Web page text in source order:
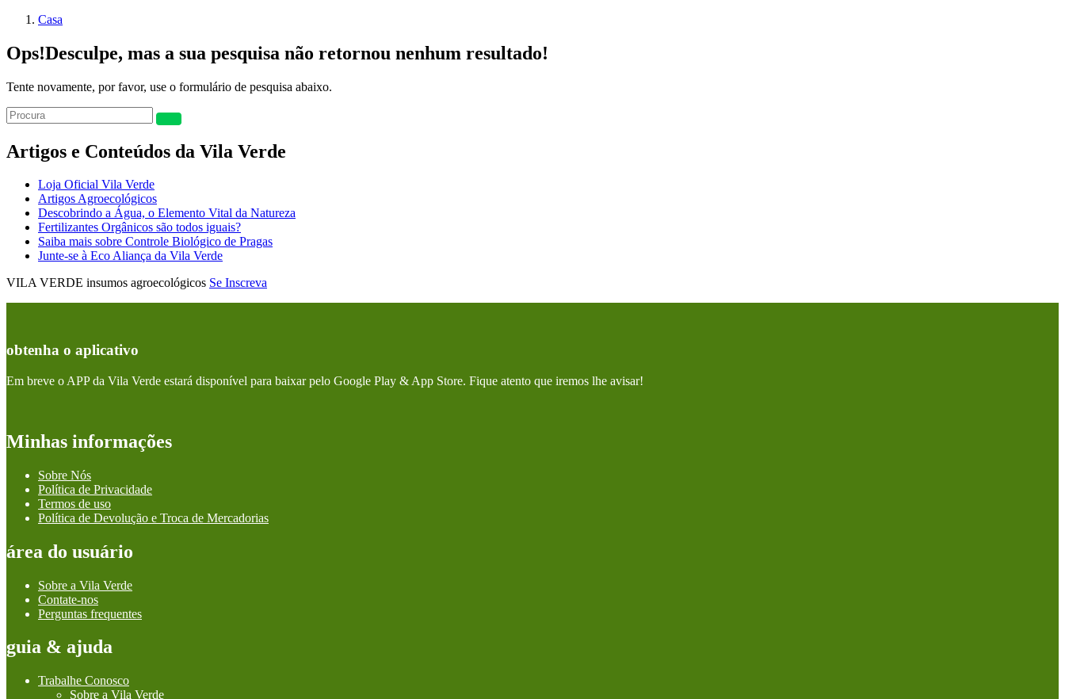
Casa
Ops!Desculpe, mas a sua pesquisa não retornou nenhum resultado!
Tente novamente, por favor, use o formulário de pesquisa abaixo.
Artigos e Conteúdos da Vila Verde
Loja Oficial Vila Verde
Artigos Agroecológicos
Descobrindo a Água, o Elemento Vital da Natureza
Fertilizantes Orgânicos são todos iguais?
Saiba mais sobre Controle Biológico de Pragas
Junte-se à Eco Aliança da Vila Verde
VILA VERDE insumos agroecológicos Se Inscreva
obtenha o aplicativo
Em breve o APP da Vila Verde estará disponível para baixar pelo Google Play & App Store. Fique atento que iremos lhe avisar!
Minhas informações
Sobre Nós
Política de Privacidade
Termos de uso
Política de Devolução e Troca de Mercadorias
área do usuário
Sobre a Vila Verde
Contate-nos
Perguntas frequentes
guia & ajuda
Trabalhe Conosco
Sobre a Vila Verde